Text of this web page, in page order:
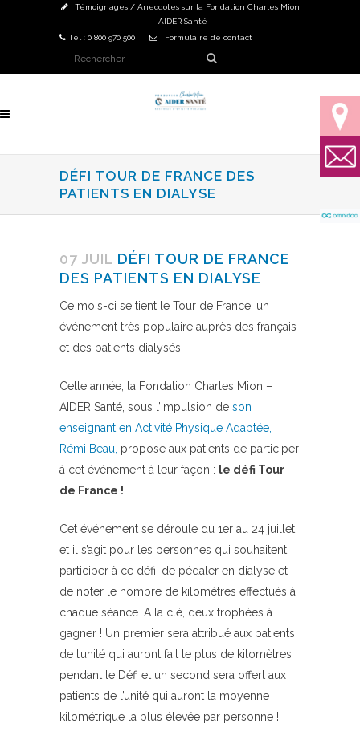
Témoignages / Anecdotes sur la Fondation Charles Mion
- AIDER Santé
Tél : 0 800 970 500 |
Formulaire de contact
DÉFI TOUR DE FRANCE DES
PATIENTS EN DIALYSE
07 JUIL DÉFI TOUR DE FRANCE
DES PATIENTS EN DIALYSE
Ce mois-ci se tient le Tour de France, un
événement très populaire auprès des français
et des patients dialysés.
Cette année, la Fondation Charles Mion –
AIDER Santé, sous l’impulsion de son
enseignant en Activité Physique Adaptée,
Rémi Beau, propose aux patients de participer
à cet événement à leur façon : le défi Tour
de France !
Cet événement se déroule du 1er au 24 juillet
et il s’agit pour les personnes qui souhaitent
participer à ce défi, de pédaler en dialyse et
de noter le nombre de kilomètres effectués à
chaque séance. A la clé, deux trophées à
gagner ! Un premier sera attribué aux patients
de l’unité qui auront fait le plus de kilomètres
pendant le Défi et un second sera offert aux
patients de l’unité qui auront la moyenne
kilométrique la plus élevée par personne !